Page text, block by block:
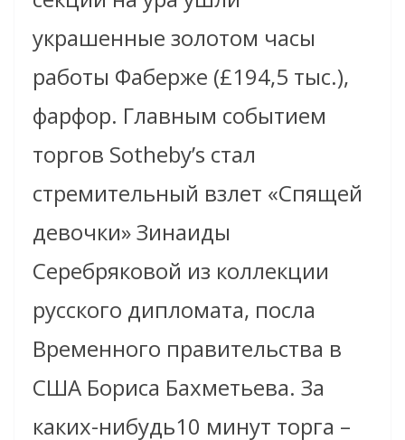
украшенные золотом часы
работы Фаберже (£194,5 тыс.),
фарфор. Главным событием
торгов Sotheby’s стал
стремительный взлет «Спящей
девочки» Зинаиды
Серебряковой из коллекции
русского дипломата, посла
Временного правительства в
США Бориса Бахметьева. За
каких-нибудь10 минут торга –